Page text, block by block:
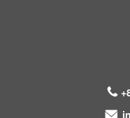
板挂牌上市，股票
日，公司在美国纳
亚盛医药已建立丰